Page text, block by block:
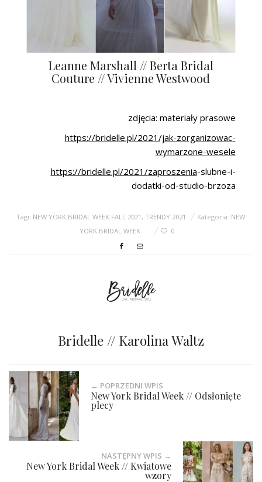
Leanne Marshall // Berta Bridal
Couture // Vivienne Westwood
zdjęcia: materiały prasowe
https://bridelle.pl/2021/jak-zorganizowac-
wymarzone-wesele
https://bridelle.pl/2021/zaproszenia-slubne-i-
dodatki-od-studio-brzoza
Tagi: NEW YORK BRIDAL WEEK FALL 2021 ,TRENDY 2021 Kategoria: NEW
YORK BRIDAL WEEK
0
Bridelle // Karolina Waltz
← POPRZEDNI WPIS
New York Bridal Week // Odsłonięte
plecy
NASTĘPNY WPIS →
New York Bridal Week // Kwiatowe
wzory